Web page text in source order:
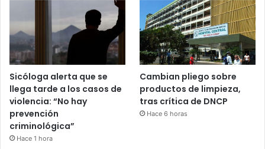
Sicóloga alerta que se
llega tarde a los casos de
violencia: “No hay
prevención
criminológica”
Hace 1 hora
Cambian pliego sobre
productos de limpieza,
tras crítica de DNCP
Hace 6 horas